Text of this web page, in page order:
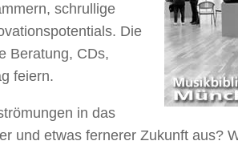
schrullige
Die
Beratung, CDs,
feiern.
in das
und etwas fernerer Zukunft aus?